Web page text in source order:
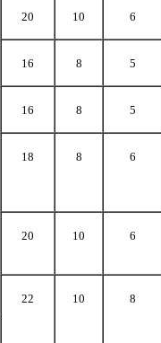
20 10 6
16 8 5
16 8 5
18 8 6
20 10 6
22 10 8